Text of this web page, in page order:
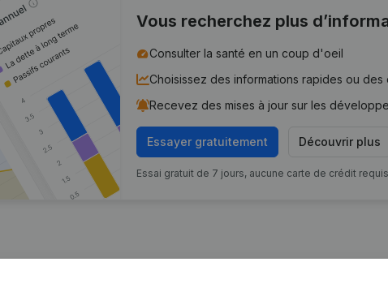
Vous recherchez plus
Consulter la santé en un coup d'oeil
Choisissez des informations rapides ou des
Recevez des mises à jour sur les
Essayer gratuitement Découvrir plus
Essai gratuit de 7 jours, aucune carte de crédit